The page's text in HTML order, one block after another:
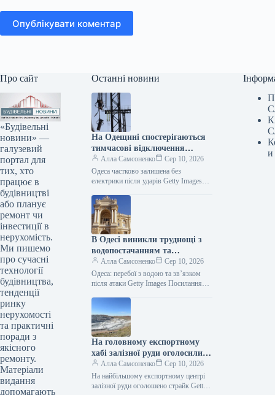
Опублікувати коментар
Про сайт
«Будівельні
новини» —
галузевий
портал для
тих, хто
працює в
будівництві
або планує
ремонт чи
інвестиції в
нерухомість.
Ми пишемо
про сучасні
технології
будівництва,
тенденції
ринку
нерухомості
та практичні
поради з
якісного
ремонту.
Матеріали
видання
допомагають
Останні новини
На Одещині спостерігаються
тимчасові відключення
електроенергії через одну з
найсерйозніших атак,
здійснених РФ.
Алла Самсоненко
Сер 10, 2026
Одеса частково залишена без
електрики після ударів Getty Images
один із наймасовіших нападів на
Одещину цього…
В Одесі виникли труднощі з
водопостачанням та
комунікаціями після ударів.
Алла Самсоненко
Сер 10, 2026
Одеса: перебої з водою та зв’язком
після атаки Getty Images Посилання
російськими військами,…
На головному експортному
хабі залізної руди оголосили
страйк.
Алла Самсоненко
Сер 10, 2026
На найбільшому експортному центрі
залізної руди оголошено страйк Getty
и